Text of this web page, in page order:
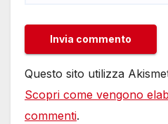
Questo sito utilizza
Scopri come vengono
commenti.